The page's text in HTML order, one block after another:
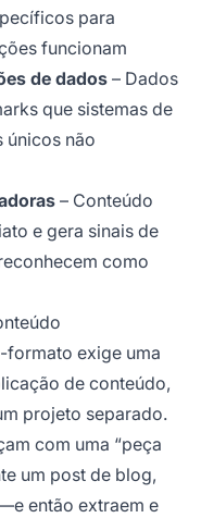
para
funcionam
de dados – Dados
que sistemas de
únicos não
– Conteúdo
e gera sinais de
como
formato exige uma
de conteúdo,
projeto separado.
com uma “peça
um post de blog,
então extraem e